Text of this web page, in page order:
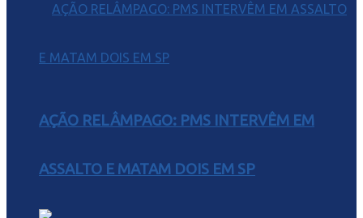
AÇÃO RELÂMPAGO: PMS INTERVÊM EM
ASSALTO E MATAM DOIS EM SP